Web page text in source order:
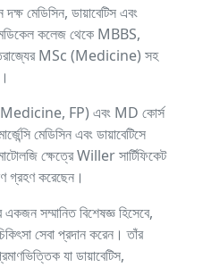
মেডিসিন, ডায়াবেটিস এবং
মেডিকেল কলেজ থেকে MBBS,
MSc (Medicine) সহ
FP) এবং MD কোর্স
মেডিসিন এবং ডায়াবেটিসে
ক্ষেত্রে Willer সার্টিফিকেট
গ্রহণ করেছেন।
সম্মানিত বিশেষজ্ঞ হিসেবে,
সেবা প্রদান করেন। তাঁর
যা ডায়াবেটিস,